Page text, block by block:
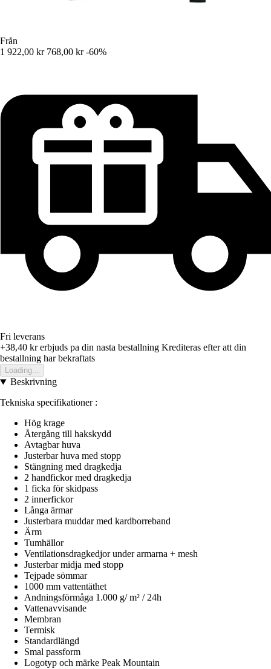
Från
1 922,00 kr 768,00 kr -60%
Fri leverans
+38,40 krerbjuds pa din nasta bestallning Krediteras efter att din
bestallning har bekraftats
Loading...
Beskrivning
Tekniska specifikationer :
Hög krage
Återgång till hakskydd
Avtagbar huva
Justerbar huva med stopp
Stängning med dragkedja
2 handfickor med dragkedja
1 ficka för skidpass
2 innerfickor
Långa ärmar
Justerbara muddar med kardborreband
Ärm
Tumhällor
Ventilationsdragkedjor under armarna + mesh
Justerbar midja med stopp
Tejpade sömmar
1000 mm vattentäthet
Andningsförmåga 1.000 g/ m² / 24h
Vattenavvisande
Membran
Termisk
Standardlängd
Smal passform
Logotyp och märke Peak Mountain